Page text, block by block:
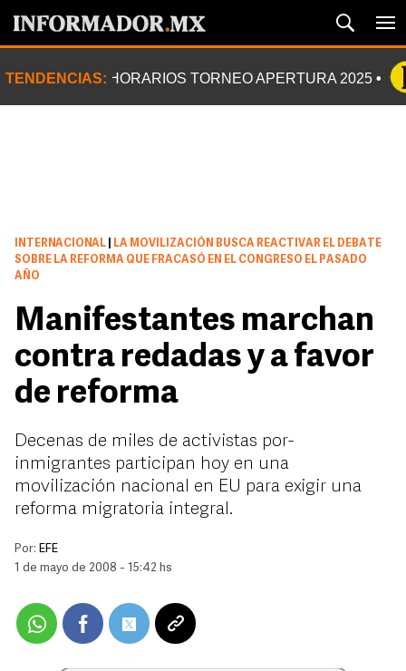
TENDENCIAS: HORARIOS TORNEO APERTURA 2025
INTERNACIONAL
LA MOVILIZACIÓN BUSCA REACTIVAR EL DEBATE
SOBRE LA REFORMA QUE FRACASÓ EN EL CONGRESO EL PASADO
AÑO
Manifestantes marchan
contra redadas y a favor
de reforma
Decenas de miles de activistas por-
inmigrantes participan hoy en una
movilización nacional en EU para exigir una
reforma migratoria integral.
Por: EFE
1 de mayo de 2008 - 15:42 hs